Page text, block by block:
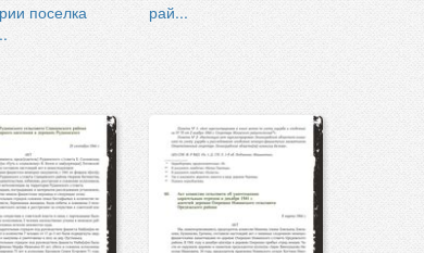
поселка
рай...